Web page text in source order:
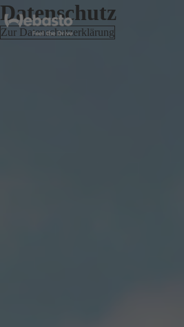
Datenschutz
Zur Datenschutzerklärung